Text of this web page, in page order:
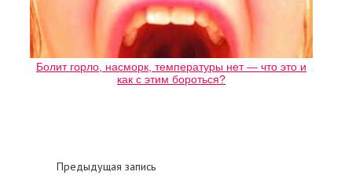
Болит горло, насморк, температуры нет — что это и
как с этим бороться?
Предыдущая запись